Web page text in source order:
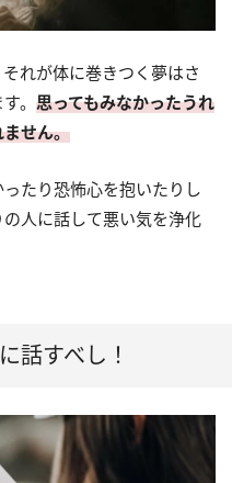
れが体に巻きつく夢はさ
。 思ってもみなかったうれ
せん。
たり恐怖心を抱いたりし
人に話して悪い気を浄化
話すべし！